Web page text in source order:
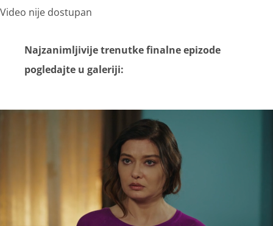
Video nije dostupan
Najzanimljivije trenutke finalne epizode
pogledajte u galeriji: